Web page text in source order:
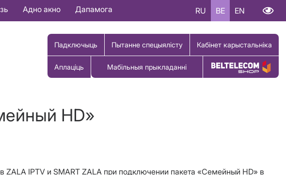
Адно акно Дапамога RU BE EN
Падключыць Пытанне спецыялісту Кабінет карыстальніка
Аплаціць Мабільныя прыкладанні Купіць тавар
HD»
IPTV и SMART ZALA при подключении пакета «Семейный HD» в